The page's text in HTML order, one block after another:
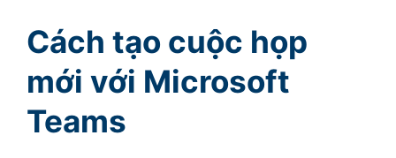
Cách tạo cuộc họp
mới với Microsoft
Teams